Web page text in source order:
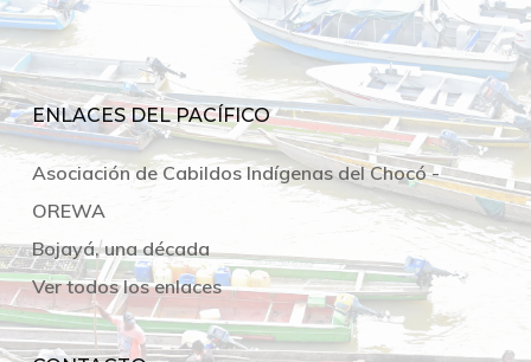
ENLACES DEL PACÍFICO
Asociación de Cabildos Indígenas del Chocó -
OREWA
Bojayá, una década
Ver todos los enlaces